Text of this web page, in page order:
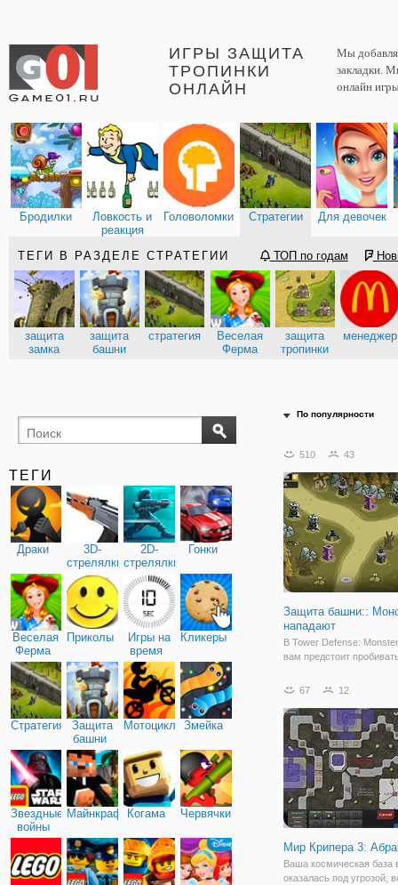
ИГРЫ ЗАЩИТА
ТРОПИНКИ
ОНЛАЙН
Мы
закладки.
онлайн
Бродилки
Ловкость и
реакция
Головоломки Стратегии Для девочек
ТЕГИ В РАЗДЕЛЕ СТРАТЕГИИ ТОП по годам
защита
замка
защита
башни
стратегия
Веселая
Ферма
защита
тропинки
менеджер
ТЕГИ
Драки
3D-
стрелялки
2D-
стрелялки
Гонки
Веселая
Ферма
Приколы
Игры на
время
Кликеры
Стратегия
Защита
башни
МотоциклыЗмейка
Звездные
войны
МайнкрафтКогама Червячки
По популярности
510 43
Защита башни::
нападают
В Tower Defense:
вам предстоит
уровнях. Размещайте
различные типы атак,
улучшайте их, чтобы
возможность
67 12
Мир Крипера 3:
Ваша космическая база
оказалась под угрозой,